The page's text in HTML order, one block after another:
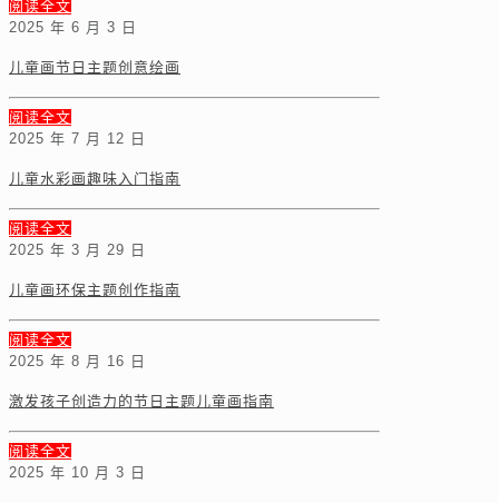
阅读全文
2025 年 6 月 3 日
儿童画节日主题创意绘画
阅读全文
2025 年 7 月 12 日
儿童水彩画趣味入门指南
阅读全文
2025 年 3 月 29 日
儿童画环保主题创作指南
阅读全文
2025 年 8 月 16 日
激发孩子创造力的节日主题儿童画指南
阅读全文
2025 年 10 月 3 日